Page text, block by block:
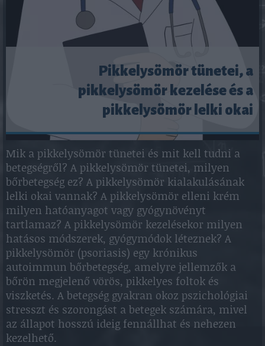
Pikkelysömör tünetei, a
pikkelysömör kezelése és a
pikkelysömör lelki okai
Mik a pikkelysömör tünetei és mit kell tudni a
betegségről? A pikkelysömör tünetei, milyen
bőrbetegség ez? A pikkelysömör kialakulásának
lelki okai vannak? A pikkelysömör elleni krém
milyen hatóanyagot vagy gyógynövényt
tartlamaz? A pikkelysömör kezelésekor milyen
hatásos módszerek, gyógymódok léteznek? A
pikkelysömör (psoriasis) egy krónikus
autoimmun bőrbetegség, amelyre jellemzők a
bőrön megjelenő vörös, pikkelyes foltok és
viszketés. A betegség gyakran okoz pszichológiai
stresszt és szorongást a betegek számára, mivel
az állapot hosszú ideig fennállhat és nehezen
kezelhető.